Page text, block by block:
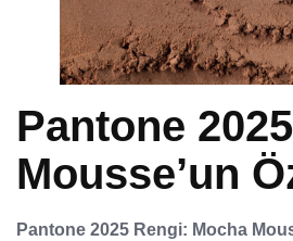
Pantone
Mousse’un
Pantone 2025 Rengi: Mocha